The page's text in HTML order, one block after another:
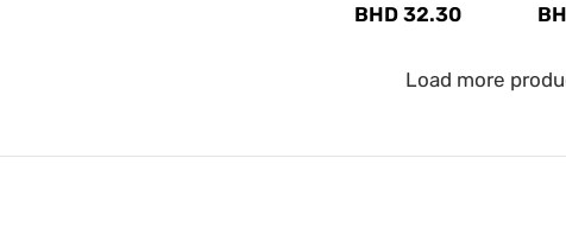
BHD 32.30
Load more